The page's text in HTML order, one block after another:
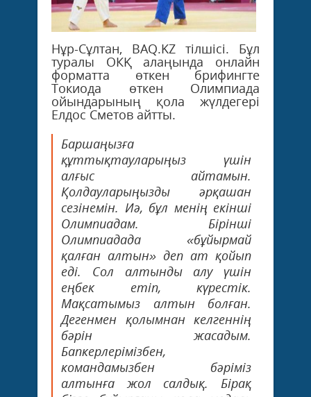
Нұр-Сұлтан, BAQ.KZ тілшісі. Бұл
туралы ОКҚ алаңында онлайн
форматта өткен брифингте
Токиода өткен Олимпиада
ойындарының қола жүлдегері
Елдос Сметов айтты.
Баршаңызға
құттықтауларыңыз үшін
алғыс айтамын.
Қолдауларыңызды әрқашан
сезінемін. Иә, бұл менің екінші
Олимпиадам. Бірінші
Олимпиадада «бұйырмай
қалған алтын» деп ат қойып
еді. Сол алтынды алу үшін
еңбек етіп, күрестік.
Мақсатымыз алтын болған.
Дегенмен қолымнан келгеннің
бәрін жасадым.
Бапкерлерімізбен,
командамызбен бәріміз
алтынға жол салдық. Бірақ